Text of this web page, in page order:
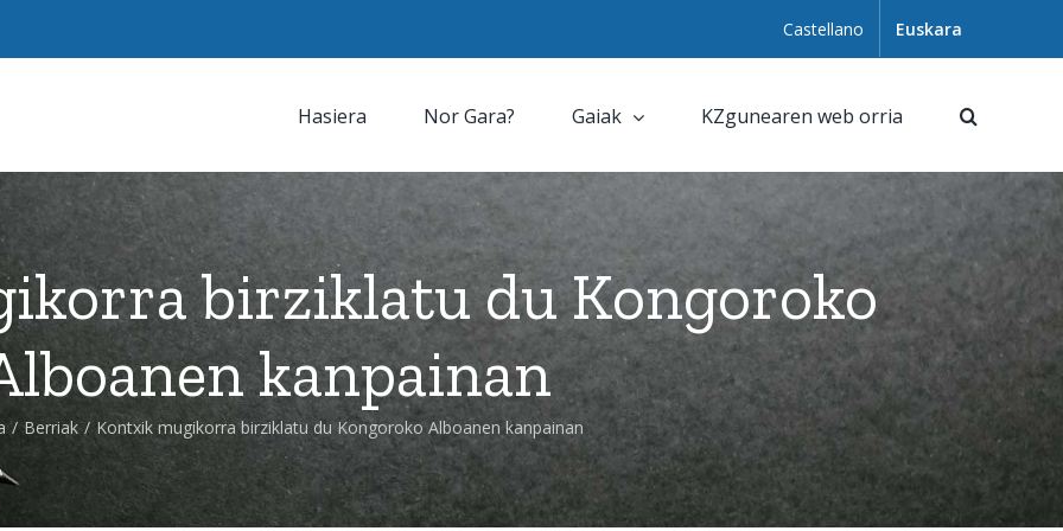
Castellano Euskara
Hasiera Nor Gara? Gaiak KZgunearen web orria
birziklatu du Kongoroko
kanpainan
/ Berriak / Kontxik mugikorra birziklatu du Kongoroko Alboanen kanpainan